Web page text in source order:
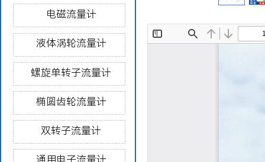
电磁流量计
液体涡轮流量计
螺旋单转子流量计
椭圆齿轮流量计
双转子流量计